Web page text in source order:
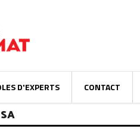
D'EXPERTS CONTACT